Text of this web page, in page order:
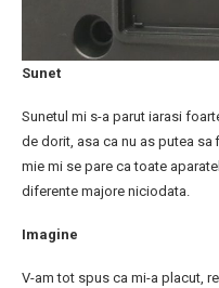
Sunet
Sunetul mi s-a parut iarasi
de dorit, asa ca nu as putea
mie mi se pare ca toate
diferente majore niciodata.
Imagine
V-am tot spus ca mi-a placut,